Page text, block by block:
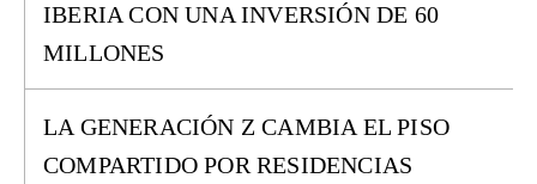
IBERIA CON UNA INVERSIÓN DE 60
MILLONES
LA GENERACIÓN Z CAMBIA EL PISO
COMPARTIDO POR RESIDENCIAS